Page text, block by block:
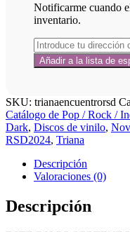
Notificarme cuando
inventario.
SKU: trianaencuentrorsd
Catálogo de Pop / Rock /
Dark, Discos de vinilo,
RSD2024, Triana
Descripción
Valoraciones (0)
Descripción